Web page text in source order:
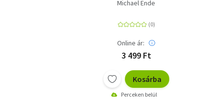
Michael Ende
Online ár:
3 499 Ft
Kosárba
Perceken belül